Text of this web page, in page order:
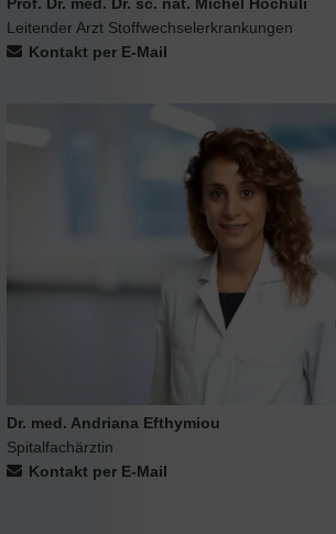
Leitender Arzt Stoffwechselerkrankungen
Kontakt per E-Mail
Dr. med. Andriana Efthymiou
Spitalfachärztin
Kontakt per E-Mail